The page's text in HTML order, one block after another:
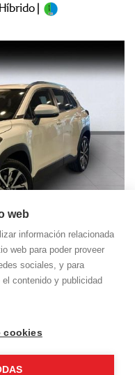
|
35.900 €
483,69 €/mes
web
información relacionada
web para poder proveer
sociales, y para
contenido y publicidad
cookies